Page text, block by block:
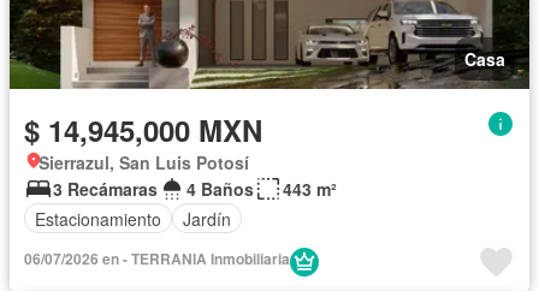
Casa
$ 14,945,000 MXN
Sierrazul, San Luis Potosí
3 Recámaras
4 Baños
443 m²
Estacionamiento
Jardín
06/07/2026 en - TERRANIA Inmobiliaria